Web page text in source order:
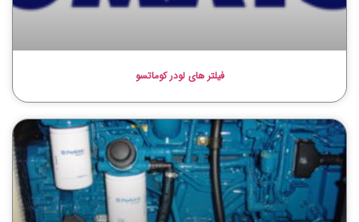
فیلتر های لودر کوماتسو